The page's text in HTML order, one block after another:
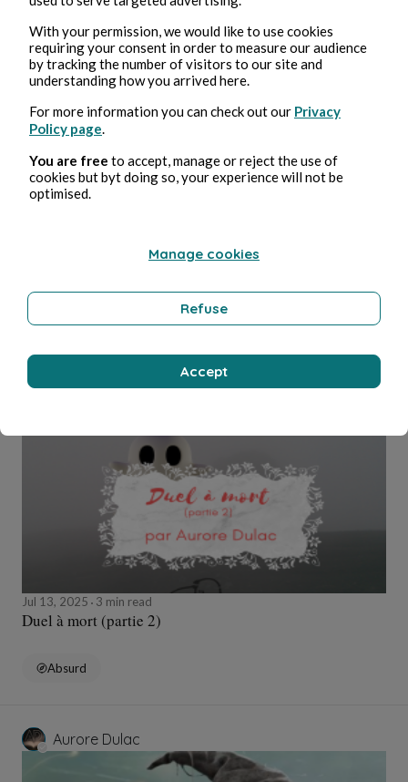
Aurore Dulac
Jul 13, 2025 3 min read
Duel à mort (partie 2)
Absurd
Aurore Dulac
With your permission, we would like to use cookies
requiring your consent in order to measure our audience
by tracking the number of visitors to our site and
understanding how you arrived here.
For more information you can check out our Privacy
Policy page
You are free to accept, manage or reject the use of
cookies but byt doing so, your experience will not be
optimised.
Manage cookies
Refuse
Accept